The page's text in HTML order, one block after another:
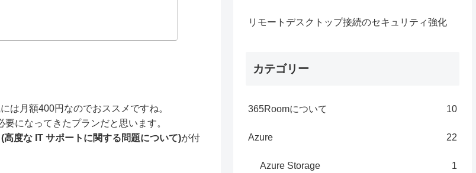
は月額400円なのでおススメですね。
になってきたプランだと思います。
度な IT サポートに関する問題について)が付
リモートデスクトップ接続のセキュリティ強化
カテゴリー
365Roomについて 10
Azure 22
Azure Storage 1